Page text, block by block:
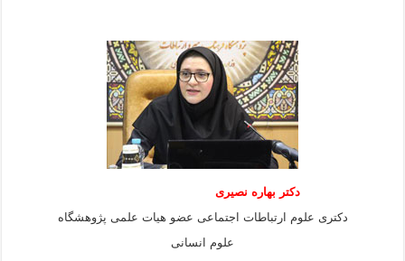
دکتر بهاره نصیری
دکتری علوم ارتباطات اجتماعی عضو هیات علمی پژوهشگاه
علوم انسانی